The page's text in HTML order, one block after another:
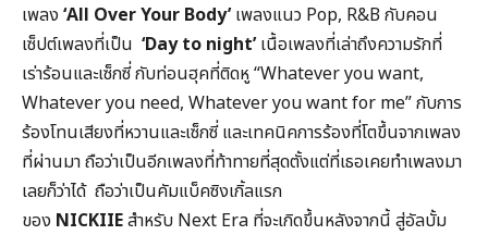
เพลง ‘All Over Your Body’เพลงแนว Pop, R&B กับคอน
เซ็ปต์เพลงที่เป็น ‘Day to night’เนื้อเพลงที่เล่าถึงความรักที่
เร่าร้อนและเซ็กซี่ กับท่อนฮุคที่ติดหู “Whatever you want,
Whatever you need, Whatever you want for me” กับการ
ร้องโทนเสียงที่หวานและเซ็กซี่ และเทคนิคการร้องที่โตขึ้นจากเพลง
ที่ผ่านมา ถือว่าเป็นอีกเพลงที่ท้าทายที่สุดตั้งแต่ที่เธอเคยทำเพลงมา
เลยก็ว่าได้ ถือว่าเป็นคัมแบ็คซิงเกิ้ลแรก
ของ NICKIIEสำหรับ Next Era ที่จะเกิดขึ้นหลังจากนี้ สู่อัลบั้ม